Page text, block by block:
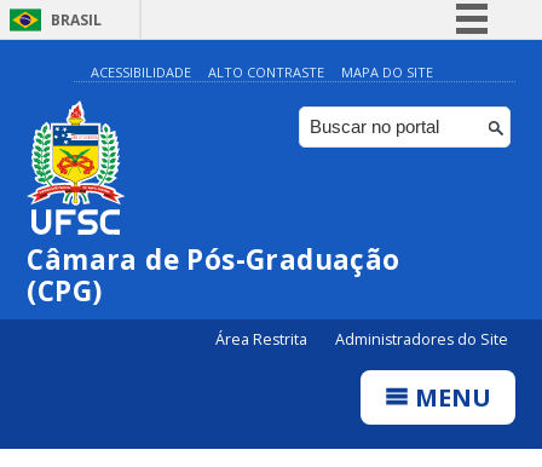
BRASIL
Simplifique!
Comunica BR
Participe
Canais
ACESSIBILIDADE ALTO CONTRASTE MAPA DO SITE
Câmara de Pós-Graduação
(CPG)
Área Restrita Administradores do Site
MENU